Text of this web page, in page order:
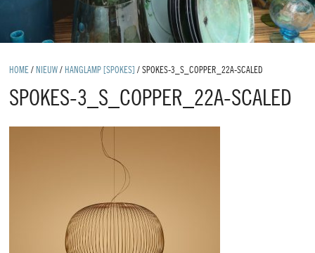
HOME / NIEUW / HANGLAMP [SPOKES] /SPOKES-3_S_COPPER_22A-SCALED
SPOKES-3_S_COPPER_22A-SCALED